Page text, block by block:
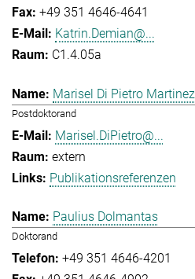
+49 351 4646-4641
Katrin.Demian@...
C1.4.05a
Marisel Di Pietro Martinez
Postdoktorand
Marisel.DiPietro@...
extern
Publikationsreferenzen
Paulius Dolmantas
Doktorand
+49 351 4646-4201